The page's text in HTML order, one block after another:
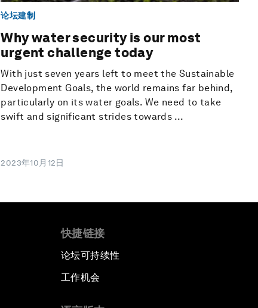
论坛建制
Why water security is our most
urgent challenge today
With just seven years left to meet the Sustainable
Development Goals, the world remains far behind,
particularly on its water goals. We need to take
swift and significant strides towards ...
2023年10月12日
快捷链接
论坛可持续性
工作机会